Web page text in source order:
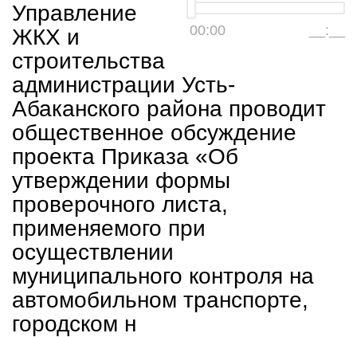
00:00 __:__
Управление
ЖКХ и
строительства
администрации Усть-
Абаканского района проводит
общественное обсуждение
проекта Приказа «Об
утверждении формы
проверочного листа,
применяемого при
осуществлении
муниципального контроля на
автомобильном транспорте,
городском н